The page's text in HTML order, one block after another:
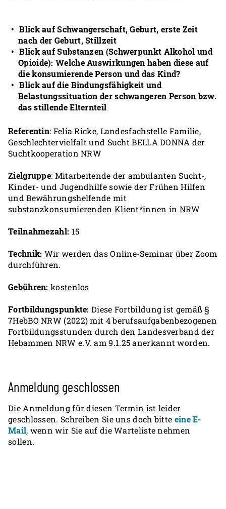
Blick auf Schwangerschaft, Geburt, erste Zeit
nach der Geburt, Stillzeit
Blick auf Substanzen (Schwerpunkt Alkohol und
Opioide): Welche Auswirkungen haben diese auf
die konsumierende Person und das Kind?
Blick auf die Bindungsfähigkeit und
Belastungssituation der schwangeren Person bzw.
das stillende Elternteil
Referentin: Felia Ricke, Landesfachstelle Familie,
Geschlechtervielfalt und Sucht BELLA DONNA der
Suchtkooperation NRW
Zielgruppe: Mitarbeitende der ambulanten Sucht-,
Kinder- und Jugendhilfe sowie der Frühen Hilfen
und Bewährungshelfende mit
substanzkonsumierenden Klient*innen in NRW
Teilnahmezahl: 15
Technik: Wir werden das Online-Seminar über Zoom
durchführen.
Gebühren: kostenlos
Fortbildungspunkte: Diese Fortbildung ist gemäß §
7HebBO NRW (2022) mit 4 berufsaufgabenbezogenen
Fortbildungsstunden durch den Landesverband der
Hebammen NRW e.V. am 9.1.25 anerkannt worden.
Anmeldung geschlossen
Die Anmeldung für diesen Termin ist leider
geschlossen. Schreiben Sie uns doch bitte eine E-
Mail, wenn wir Sie auf die Warteliste nehmen
sollen.